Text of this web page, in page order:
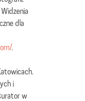
dla
.
i
w